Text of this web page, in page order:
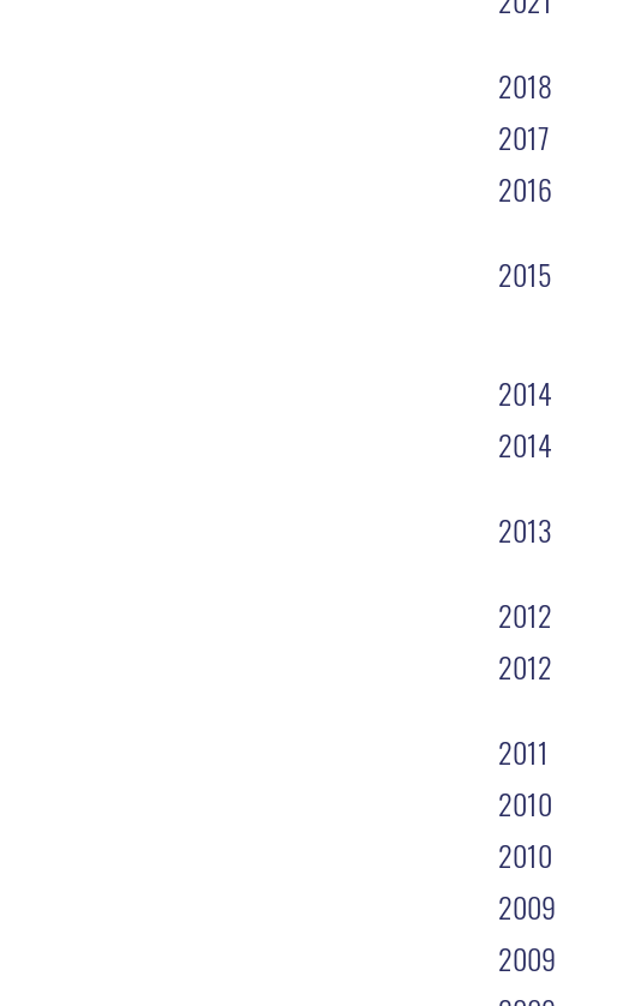
2018
2017
2016
2015
2014
2014
2013
2012
2012
2011
2010
2010
2009
2009